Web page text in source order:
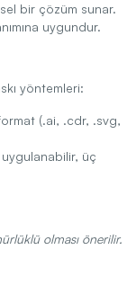
bir çözüm sunar.
uygundur.
yöntemleri:
(.ai, .cdr, .svg,
uygulanabilir, üç
olması önerilir.